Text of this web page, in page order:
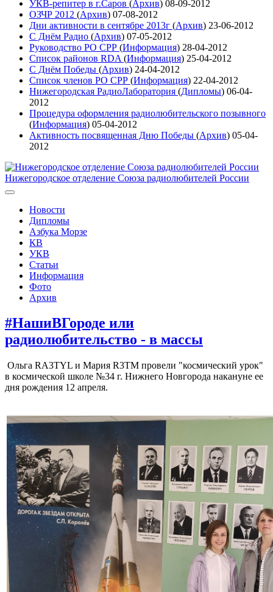
УКВ-репитер в г.Саров (Архив) 08-09-2012
ОЗЧР 2012 (Архив) 07-08-2012
Дни активности в сентябре 2013г (Архив) 23-06-2012
С Днём Радио (Архив) 07-05-2012
Руководство РО СРР (Информация) 28-04-2012
Список районов RDA (Информация) 25-04-2012
С Днём Победы (Архив) 24-04-2012
Список членов РО СРР (Информация) 22-04-2012
Нижегородская РадиоЛаборатория (Дипломы) 06-04-
2012
Процедура оформления радиолюбительского позывного
(Информация) 05-04-2012
Активность посвященная Дню Победы (Архив) 05-04-
2012
Нижегородское отделение Союза радиолюбителей России
Новости
Дипломы
Азбука Морзе
КВ
УКВ
Статьи
Информация
Фото
Архив
#НашиВГороде или
радиолюбительство - в массы
Ольга RA3TYL и Мария R3TM провели "космический урок"
в космической школе №34 г. Нижнего Новгорода накануне ее
дня рождения 12 апреля.